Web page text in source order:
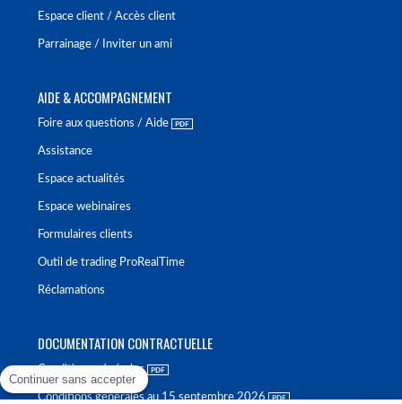
Espace client / Accès client
Parrainage / Inviter un ami
AIDE & ACCOMPAGNEMENT
Foire aux questions / Aide
Assistance
Espace actualités
Espace webinaires
Formulaires clients
Outil de trading ProRealTime
Réclamations
DOCUMENTATION CONTRACTUELLE
Conditions générales
Conditions générales au 15 septembre 2026
Continuer sans accepter